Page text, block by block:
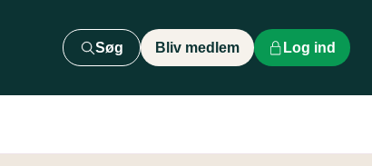
Søg Bliv medlem Log ind